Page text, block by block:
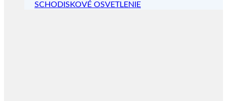
SCHODISKOVÉ OSVETLENIE